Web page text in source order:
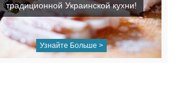
традиционной Украинской кухни!
Узнайте Больше >